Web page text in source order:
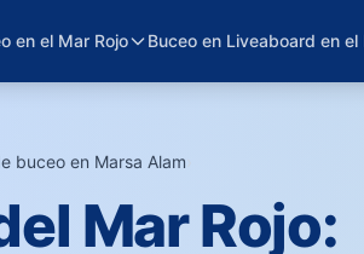
en el Mar Rojo Buceo en Liveaboard en el
buceo en Marsa Alam
Mar Rojo: